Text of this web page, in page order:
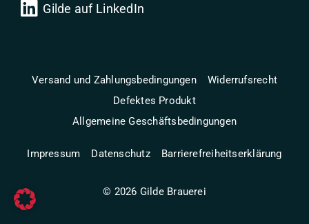
Gilde auf LinkedIn
Versand und Zahlungsbedingungen
Widerrufsrecht
Defektes Produkt
Allgemeine Geschäftsbedingungen
Impressum Datenschutz Barrierefreiheitserklärung
© 2026 Gilde Brauerei